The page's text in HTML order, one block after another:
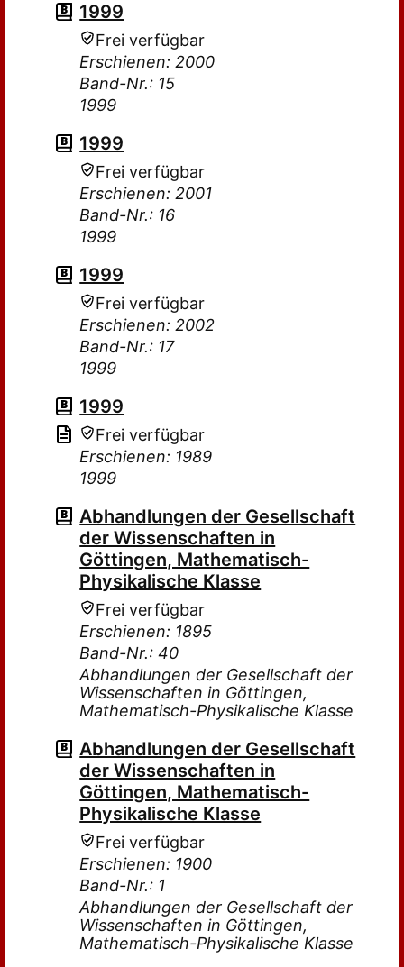
1999
Frei verfügbar
Erschienen: 2000
Band-Nr.: 15
1999
1999
Frei verfügbar
Erschienen: 2001
Band-Nr.: 16
1999
1999
Frei verfügbar
Erschienen: 2002
Band-Nr.: 17
1999
1999
Frei verfügbar
Erschienen: 1989
1999
Abhandlungen der Gesellschaft
der Wissenschaften in
Göttingen, Mathematisch-
Physikalische Klasse
Frei verfügbar
Erschienen: 1895
Band-Nr.: 40
Abhandlungen der Gesellschaft der
Wissenschaften in Göttingen,
Mathematisch-Physikalische Klasse
Abhandlungen der Gesellschaft
der Wissenschaften in
Göttingen, Mathematisch-
Physikalische Klasse
Frei verfügbar
Erschienen: 1900
Band-Nr.: 1
Abhandlungen der Gesellschaft der
Wissenschaften in Göttingen,
Mathematisch-Physikalische Klasse